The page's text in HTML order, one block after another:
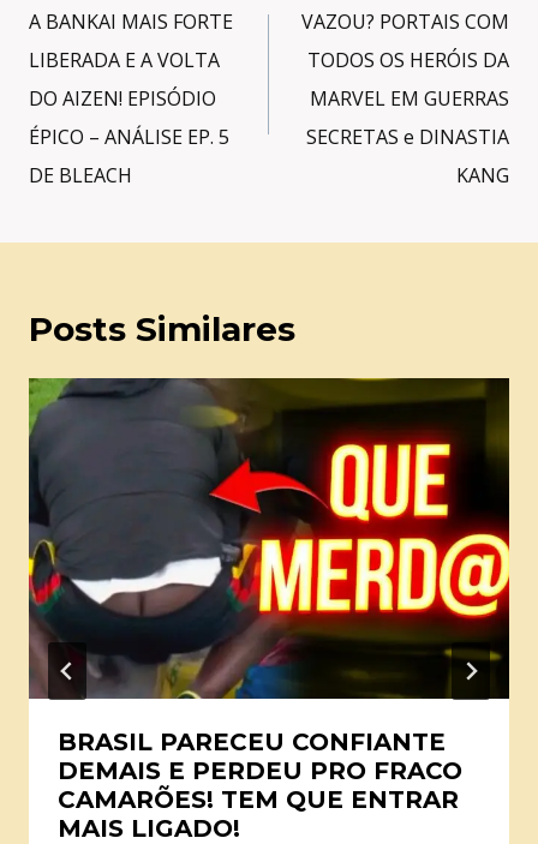
de
Post
A BANKAI MAIS FORTE
LIBERADA E A VOLTA
DO AIZEN! EPISÓDIO
ÉPICO – ANÁLISE EP. 5
DE BLEACH
VAZOU? PORTAIS COM
TODOS OS HERÓIS DA
MARVEL EM GUERRAS
SECRETAS e DINASTIA
KANG
Posts Similares
BRASIL PARECEU CONFIANTE
DEMAIS E PERDEU PRO FRACO
CAMARÕES! TEM QUE ENTRAR
MAIS LIGADO!